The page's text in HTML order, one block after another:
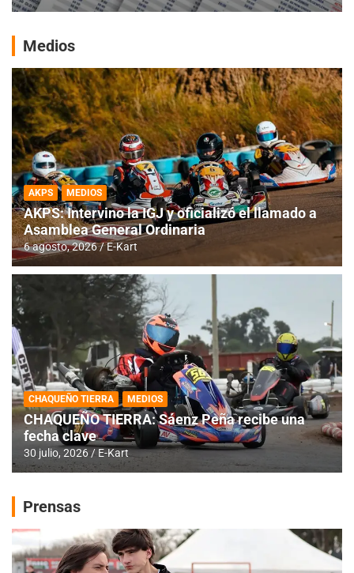
Medios
AKPS MEDIOS
AKPS: Intervino la IGJ y oficializó el llamado a
Asamblea General Ordinaria
6 agosto, 2026 E-Kart
CHAQUEÑO TIERRA MEDIOS
CHAQUEÑO TIERRA: Sáenz Peña recibe una
fecha clave
30 julio, 2026 E-Kart
Prensas